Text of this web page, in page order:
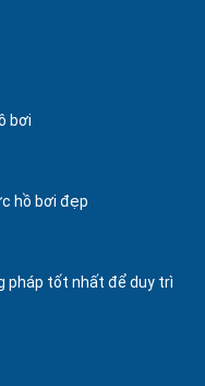
bơi
hồ bơi đẹp
pháp tốt nhất để duy trì